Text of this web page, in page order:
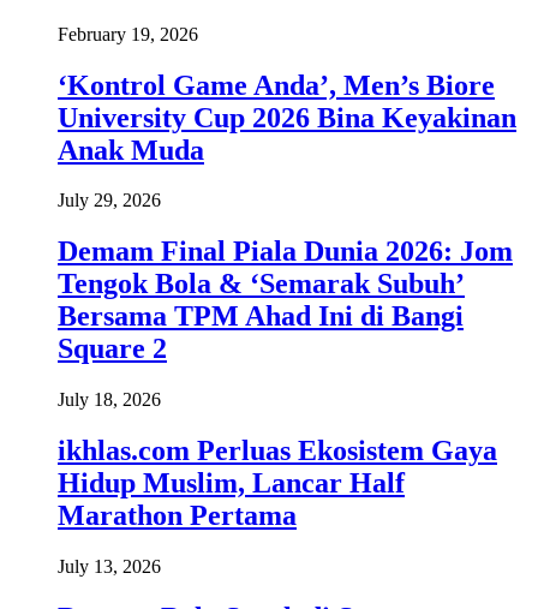
February 19, 2026
‘Kontrol Game Anda’, Men’s Biore
University Cup 2026 Bina Keyakinan
Anak Muda
July 29, 2026
Demam Final Piala Dunia 2026: Jom
Tengok Bola & ‘Semarak Subuh’
Bersama TPM Ahad Ini di Bangi
Square 2
July 18, 2026
ikhlas.com Perluas Ekosistem Gaya
Hidup Muslim, Lancar Half
Marathon Pertama
July 13, 2026